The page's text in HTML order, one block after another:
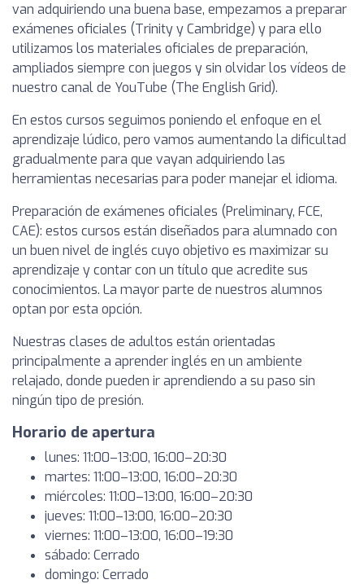
van adquiriendo una buena base, empezamos a preparar
exámenes oficiales (Trinity y Cambridge) y para ello
utilizamos los materiales oficiales de preparación,
ampliados siempre con juegos y sin olvidar los vídeos de
nuestro canal de YouTube (The English Grid).
En estos cursos seguimos poniendo el enfoque en el
aprendizaje lúdico, pero vamos aumentando la dificultad
gradualmente para que vayan adquiriendo las
herramientas necesarias para poder manejar el idioma.
Preparación de exámenes oficiales (Preliminary, FCE,
CAE): estos cursos están diseñados para alumnado con
un buen nivel de inglés cuyo objetivo es maximizar su
aprendizaje y contar con un título que acredite sus
conocimientos. La mayor parte de nuestros alumnos
optan por esta opción.
Nuestras clases de adultos están orientadas
principalmente a aprender inglés en un ambiente
relajado, donde pueden ir aprendiendo a su paso sin
ningún tipo de presión.
Horario de apertura
lunes: 11:00–13:00, 16:00–20:30
martes: 11:00–13:00, 16:00–20:30
miércoles: 11:00–13:00, 16:00–20:30
jueves: 11:00–13:00, 16:00–20:30
viernes: 11:00–13:00, 16:00–19:30
sábado: Cerrado
domingo: Cerrado